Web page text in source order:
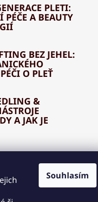
Souhlasím
PLETI:
A BEAUTY
BEZ JEHEL:
O PLEŤ
&
A JAK JE
S
KOSMETIKOU?